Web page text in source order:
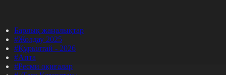
Барлық жаңалықтар
#Жолдау 2025
#Құрылтай - 2026
#Апта
#Ресми оқиғалар